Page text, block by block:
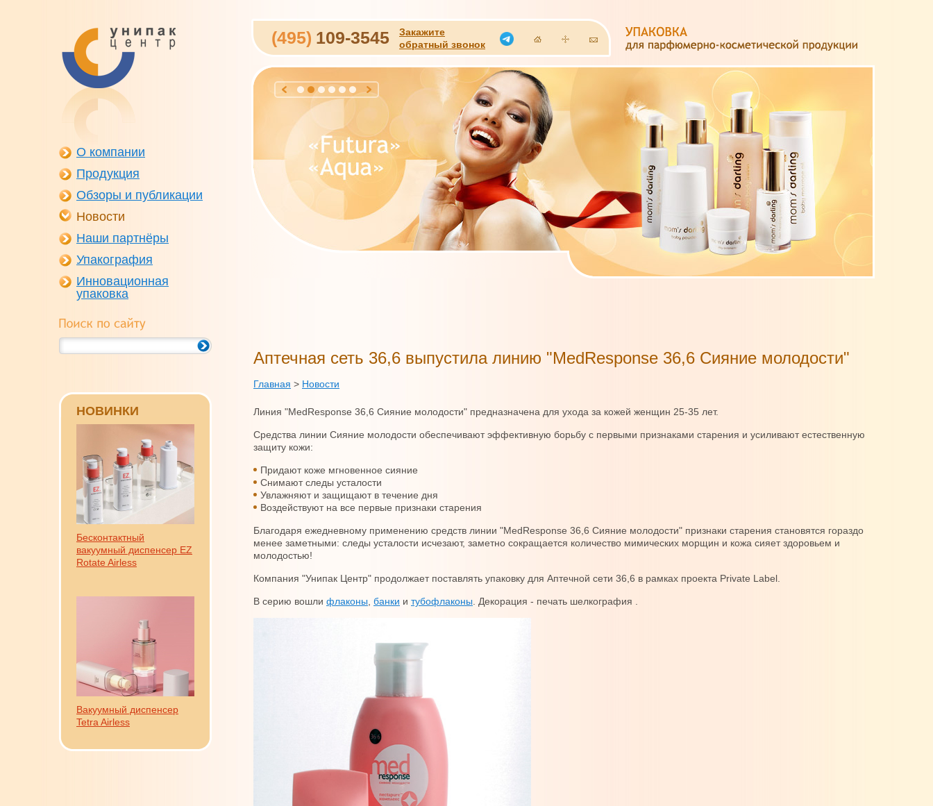
О компании
Продукция
Обзоры и публикации
Новости
Наши партнёры
Упакография
Инновационная
упаковка
НОВИНКИ
Бесконтактный
вакуумный диспенсер EZ
Rotate Airless
Вакуумный диспенсер
Tetra Airless
(495) 109-3545
Закажите
обратный звонок
Аптечная сеть 36,6 выпустила линию "MedResponse 36,6 Сияние молодости"
Главная > Новости
Линия "MedResponse 36,6 Сияние молодости" предназначена для ухода за кожей женщин 25-35 лет.
Средства линии Сияние молодости обеспечивают эффективную борьбу с первыми признаками старения и усиливают естественную
защиту кожи:
Придают коже мгновенное сияние
Снимают следы усталости
Увлажняют и защищают в течение дня
Воздействуют на все первые признаки старения
Благодаря ежедневному применению средств линии "MedResponse 36,6 Сияние молодости" признаки старения становятся гораздо
менее заметными: следы усталости исчезают, заметно сокращается количество мимических морщин и кожа сияет здоровьем и
молодостью!
Компания "Унипак Центр" продолжает поставлять упаковку для Аптечной сети 36,6 в рамках проекта Private Label.
В серию вошли флаконы банки и тубофлаконы . Декорация - печать шелкография .